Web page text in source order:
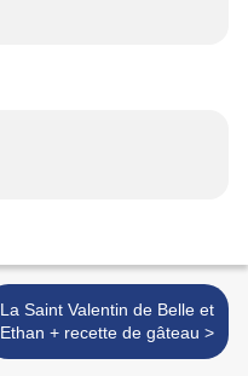
La Saint Valentin de Belle et
Ethan + recette de gâteau >